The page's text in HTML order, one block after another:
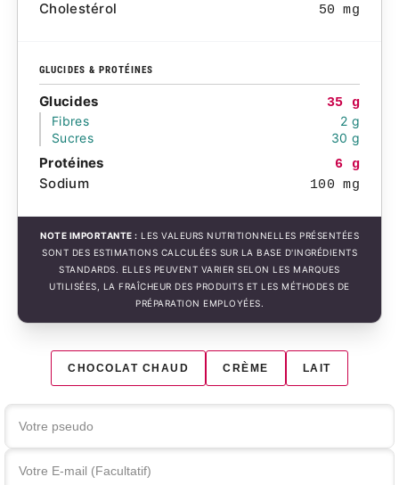
Cholestérol 50 mg
GLUCIDES & PROTÉINES
Glucides
35 g
Fibres
2 g
Sucres
30 g
Protéines 6 g
Sodium 100 mg
NOTE IMPORTANTE : LES VALEURS NUTRITIONNELLES PRÉSENTÉES
SONT DES ESTIMATIONS CALCULÉES SUR LA BASE D'INGRÉDIENTS
STANDARDS. ELLES PEUVENT VARIER SELON LES MARQUES
UTILISÉES, LA FRAÎCHEUR DES PRODUITS ET LES MÉTHODES DE
PRÉPARATION EMPLOYÉES.
CHOCOLAT CHAUD CRÈME LAIT